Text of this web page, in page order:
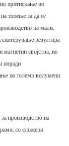
притискање во
топење за да се
на мали,
резултира
својства, но
поради
на големи волумени.
производство на
со сложени